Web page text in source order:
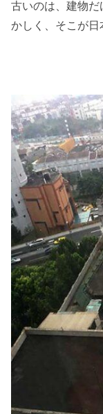
古いのは、建物
かしく、そこが日